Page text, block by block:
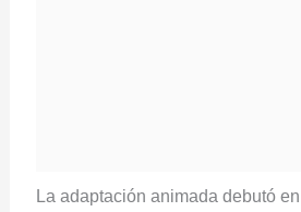
La adaptación animada debutó